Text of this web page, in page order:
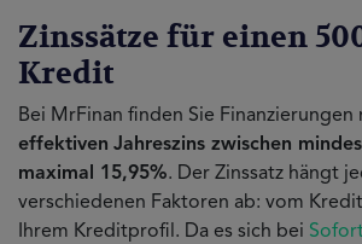
Zinssätze für einen
Kredit
Bei MrFinan finden Sie Finanzierungen
effektiven Jahreszins zwischen
maximal 15,95%. Der Zinssatz hängt
verschiedenen Faktoren ab: vom
Ihrem Kreditprofil. Da es sich bei